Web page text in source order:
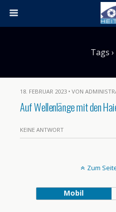
Tags
18. FEBRUAR 2023 • VON
Auf Wellenlänge mit den
KEINE ANTWORT
Zum
Mobil